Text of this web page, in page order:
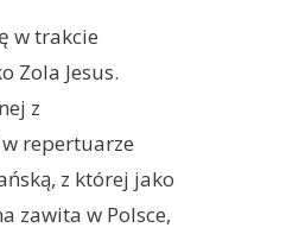
w trakcie
Zola Jesus.
z
repertuarze
z której jako
zawita w Polsce,